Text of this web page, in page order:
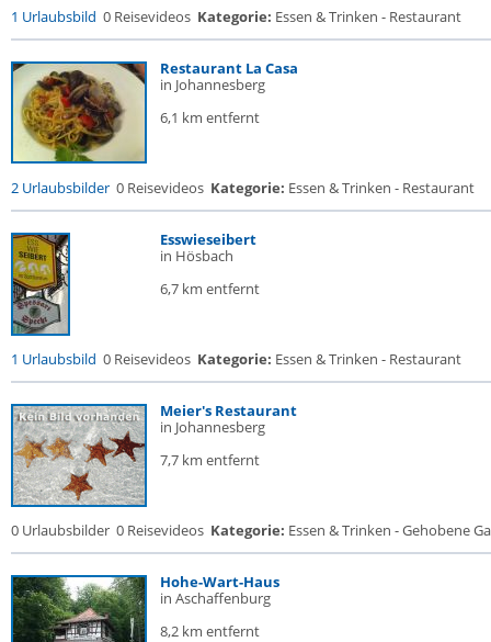
1 Urlaubsbild 0 Reisevideos Kategorie: Essen & Trinken - Restaurant
Restaurant La Casa
in Johannesberg
6,1 km entfernt
2 Urlaubsbilder 0 Reisevideos Kategorie: Essen & Trinken - Restaurant
Esswieseibert
in Hösbach
6,7 km entfernt
1 Urlaubsbild 0 Reisevideos Kategorie: Essen & Trinken - Restaurant
Meier's Restaurant
in Johannesberg
7,7 km entfernt
0 Urlaubsbilder 0 Reisevideos Kategorie: Essen & Trinken - Gehobene
Hohe-Wart-Haus
in Aschaffenburg
8,2 km entfernt